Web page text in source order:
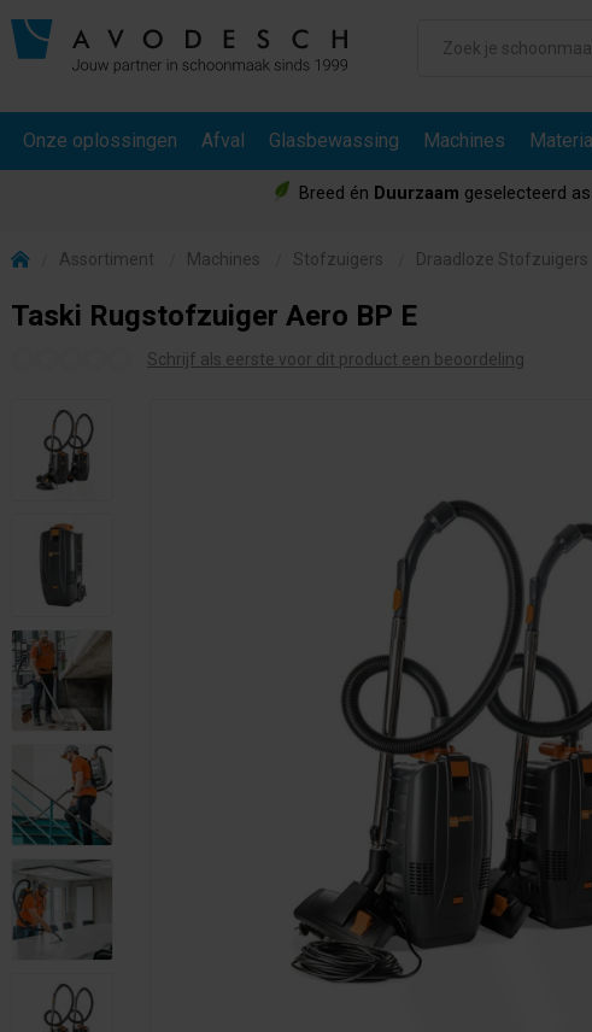
Onze oplossingen Afval Glasbewassing Machines
Breed én Duurzaam geselecteerd
Assortiment Machines Stofzuigers Draadloze Stofzuigers
Taski Rugstofzuiger Aero BP E
Schrijf als eerste voor dit product een beoordeling